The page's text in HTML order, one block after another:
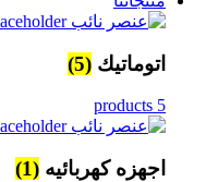
اتوماتيك (5)
5 products
اجهزه كهربائيه (1)